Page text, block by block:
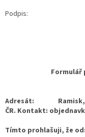
Podpis:
Formulář
Adresát: Ramisk,
ČR. Kontakt:
Tímto prohlašuji, že